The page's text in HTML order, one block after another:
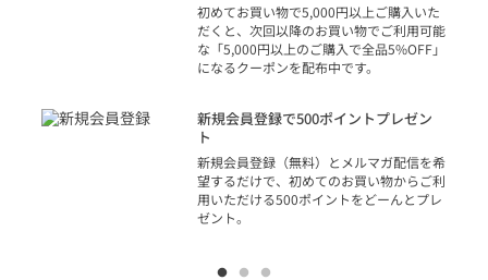
初めてお買い物で5,000円以上ご購入いた
だくと、次回以降のお買い物でご利用可能
な「5,000円以上のご購入で全品5%OFF」
になるクーポンを配布中です。
新規会員登録で500ポイントプレゼン
ト
新規会員登録（無料）とメルマガ配信を希
望するだけで、初めてのお買い物からご利
用いただける500ポイントをどーんとプレ
ゼント。